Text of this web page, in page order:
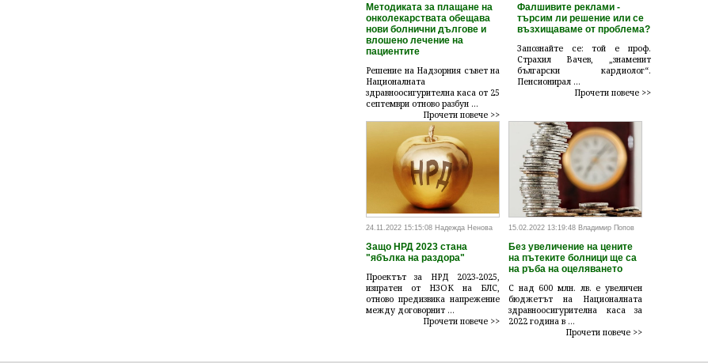
Методиката за плащане на
онколекарствата обещава
нови болнични дългове и
влошено лечение на
пациентите
Решение на Надзорния съвет на
Националната
здравноосигурителна каса от 25
септември отново разбун ...
Прочети повече >>
Фалшивите реклами -
търсим ли решение или се
възхищаваме от проблема?
Запознайте се: той е проф.
Страхил Вачев, „знаменит
български кардиолог“.
Пенсионирал ...
Прочети повече >>
24.11.2022 15:15:08 Надежда Ненова
Защо НРД 2023 стана
"ябълка на раздора"
Проектът за НРД 2023-2025,
изпратен от НЗОК на БЛС,
отново предизвика напрежение
между договорнит ...
Прочети повече >>
15.02.2022 13:19:48 Владимир Попов
Без увеличение на цените
на пътеките болници ще са
на ръба на оцеляването
С над 600 млн. лв. е увеличен
бюджетът на Националната
здравноосигурителна каса за
2022 година в ...
Прочети повече >>